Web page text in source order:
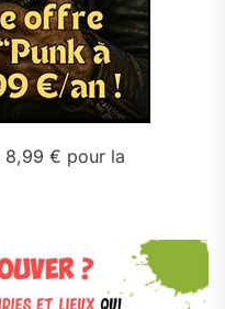
8,99 € pour la